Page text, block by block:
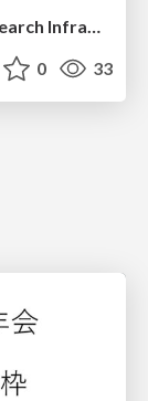
EPOS - The European distributed Research Infrastructure for solid Earth science
0 33